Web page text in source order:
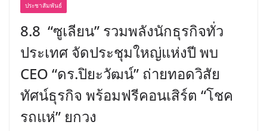
ประชาสัมพันธ์
8.8 “ซูเลียน” รวมพลังนักธุรกิจทั่ว
ประเทศ จัดประชุมใหญ่แห่งปี พบ
CEO “ดร.ปิยะวัฒน์” ถ่ายทอดวิสัย
ทัศน์ธุรกิจ พร้อมฟรีคอนเสิร์ต “โชค
รถแห่” ยกวง